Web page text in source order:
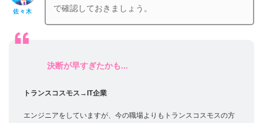
佐々木
で確認しておきましょう。
決断が早すぎたかも...
トランスコスモス→IT企業
エンジニアをしていますが、今の職場よりもトランスコスモスの方